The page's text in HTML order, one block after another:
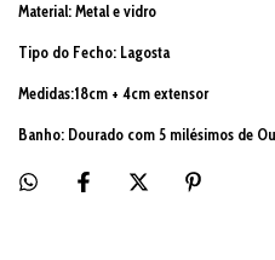
Material: Metal e vidro
Tipo do Fecho: Lagosta
Medidas:18cm + 4cm extensor
Banho: Dourado com 5 milésimos de